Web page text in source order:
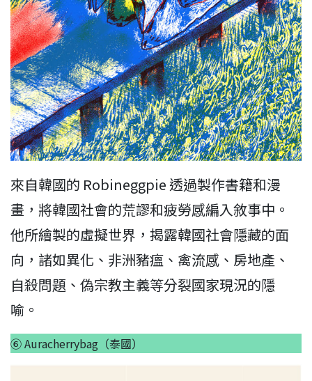
來自韓國的 Robineggpie 透過製作書籍和漫
畫，將韓國社會的荒謬和疲勞感編入敘事中。
他所繪製的虛擬世界，揭露韓國社會隱藏的面
向，諸如異化、非洲豬瘟、禽流感、房地產、
自殺問題、偽宗教主義等分裂國家現況的隱
喻。
⑥ Auracherrybag（泰國）